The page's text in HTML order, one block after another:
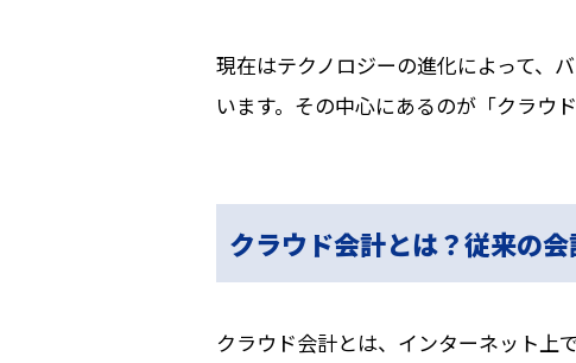
現在はテクノロジーの進化によって、
います。その中心にあるのが「クラウド
クラウド会計とは？従来の
クラウド会計とは、インターネット上